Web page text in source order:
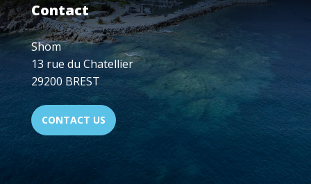
Contact
Shom
13 rue du Chatellier
29200 BREST
CONTACT US